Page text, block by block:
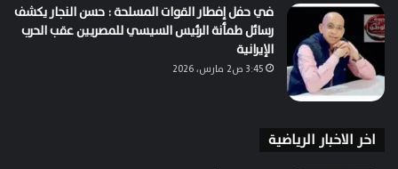
في حفل إفطار القوات المسلحة : حسن النجار يكشف
رسائل طمأنة الرئيس السيسي للمصريين عقب الحرب
الإيرانية
3:45 ص2 مارس، 2026
اخر الاخبار الرياضية